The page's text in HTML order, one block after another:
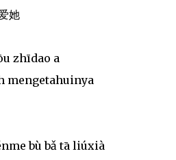
她
zhīdao a
mengetahuinya
bù bǎ tā liúxià